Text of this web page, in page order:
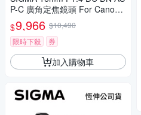
P-C 廣角定焦鏡頭 For Canon
RF-mount (公司貨)
$9,966 $10,490
限時下殺
券
加入購物車